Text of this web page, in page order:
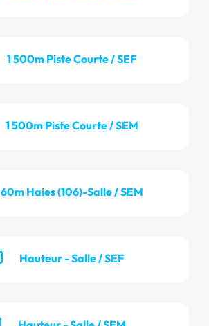
1 500m Piste Courte / SEF
1 500m Piste Courte / SEM
60m Haies (106)-Salle / SEM
Hauteur - Salle / SEF